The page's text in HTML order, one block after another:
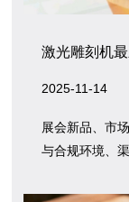
激光雕刻机
2025-11-14
展会新品、市
与合规环境、